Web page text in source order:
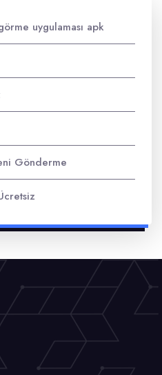
uygulaması apk
Gönderme